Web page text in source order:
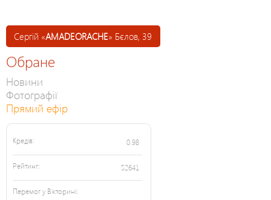
Сергій «AMADEORACHE» Бєлов, 39
Обране
Новини
Фотографії
Прямий ефір
Кредів: 0.98
Рейтинг: 52641
Перемог у Вікторині: